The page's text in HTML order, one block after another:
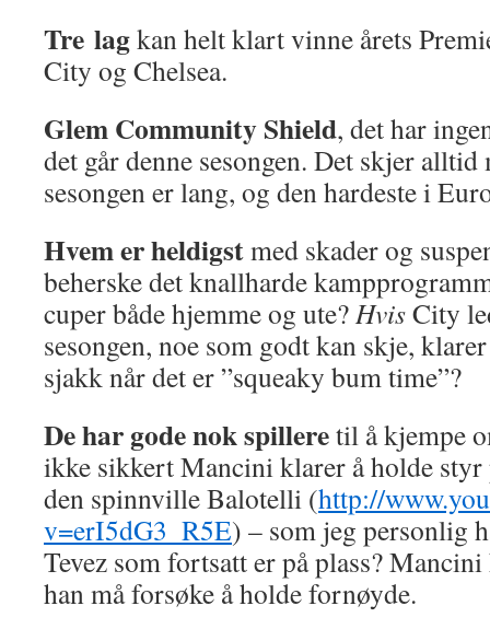
Tre lagkan helt klart vinne årets
City og Chelsea.
Glem Community Shield, det har
det går denne sesongen. Det skjer
sesongen er lang, og den hardeste i
Hvem er heldigstmed skader og
beherske det knallharde
cuper både hjemme og ute?HvisCity
sesongen, noe som godt kan skje,
sjakk når det er ”squeaky bum time”?
De har gode nok spilleretil å kjempe
ikke sikkert Mancini klarer å holde styr
den spinnville Balotelli (http://
v=erI5dG3_R5E) – som jeg personlig
Tevez som fortsatt er på plass?
han må forsøke å holde fornøyde.